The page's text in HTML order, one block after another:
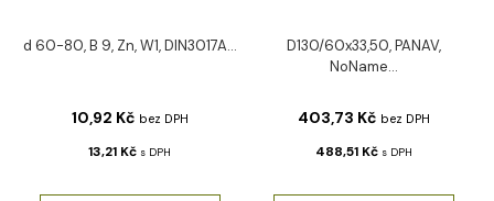
d 60-80, B 9, Zn, W1, DIN3017A...
10,92 Kč bez DPH
13,21 Kč s DPH
D130/60x33,50, PANAV,
NoName...
403,73 Kč bez DPH
488,51 Kč s DPH